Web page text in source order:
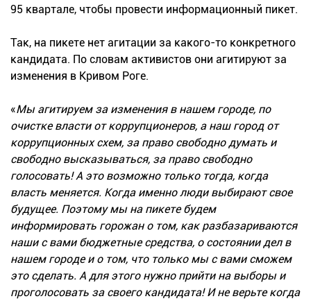
95 квартале, чтобы провести информационный пикет.
Так, на пикете нет агитации за какого-то конкретного
кандидата. По словам активистов они агитируют за
изменения в Кривом Роге.
«Мы агитируем за изменения в нашем городе, по
очистке власти от коррупционеров, а наш город от
коррупционных схем, за право свободно думать и
свободно высказываться, за право свободно
голосовать! А это возможно только тогда, когда
власть меняется. Когда именно люди выбирают свое
будущее. Поэтому мы на пикете будем
информировать горожан о том, как разбазариваются
наши с вами бюджетные средства, о состоянии дел в
нашем городе и о том, что только мы с вами сможем
это сделать. А для этого нужно прийти на выборы и
проголосовать за своего кандидата! И не верьте когда